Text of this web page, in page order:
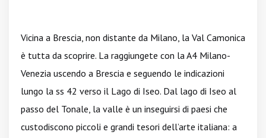
Vicina a Brescia, non distante da Milano, la Val Camonica
è tutta da scoprire. La raggiungete con la A4 Milano-
Venezia uscendo a Brescia e seguendo le indicazioni
lungo la ss 42 verso il Lago di Iseo. Dal lago di Iseo al
passo del Tonale, la valle è un inseguirsi di paesi che
custodiscono piccoli e grandi tesori dell’arte italiana: a